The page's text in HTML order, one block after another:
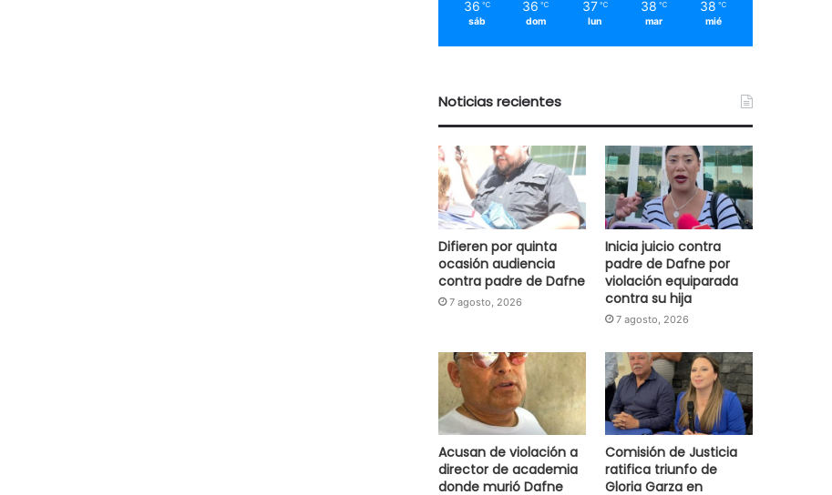
36 ℃
sáb
36 ℃
dom
37 ℃
lun
38 ℃
mar
38 ℃
mié
Noticias recientes
Difieren por quinta
ocasión audiencia
contra padre de Dafne
7 agosto, 2026
Inicia juicio contra
padre de Dafne por
violación equiparada
contra su hija
7 agosto, 2026
Acusan de violación a
director de academia
donde murió Dafne
Comisión de Justicia
ratifica triunfo de
Gloria Garza en